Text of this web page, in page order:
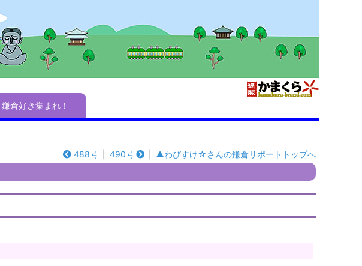
鎌倉好き集まれ！
488号 490号 ▲わびすけ☆さんの鎌倉リポートトップへ